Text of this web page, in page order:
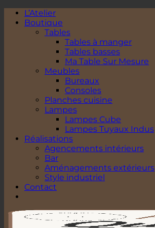
Passer
contenu
L’Atelier
Boutique
Tables
Tables à manger
Tables basses
Ma Table Sur Mesure
Meubles
Bureaux
Consoles
Planches cuisine
Lampes
Lampes Cube
Lampes Tuyaux Indus
Réalisations
Agencements intérieurs
Bar
Aménagements extérieurs
Style industriel
Contact